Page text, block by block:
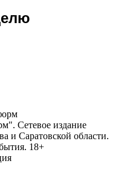
Сетевое издание
и Саратовской области.
18+